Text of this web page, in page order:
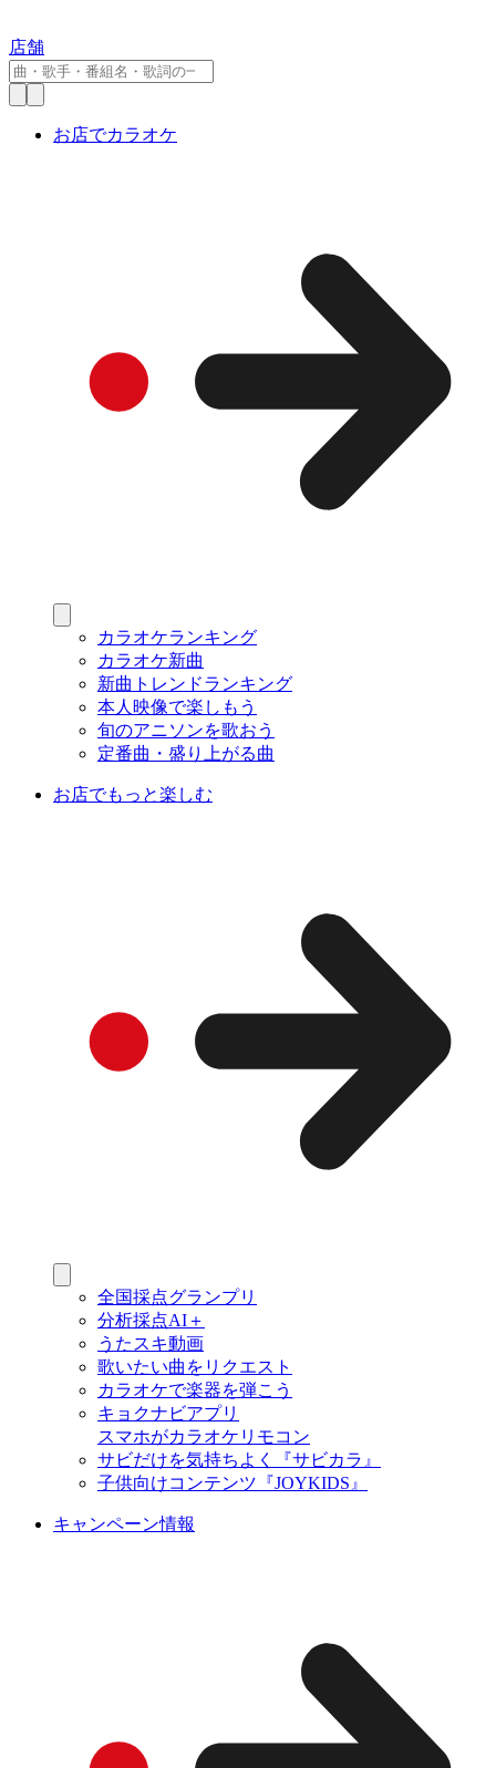
店舗
お店でカラオケ
カラオケランキング
カラオケ新曲
新曲トレンドランキング
本人映像で楽しもう
旬のアニソンを歌おう
定番曲・盛り上がる曲
お店でもっと楽しむ
全国採点グランプリ
分析採点AI＋
うたスキ動画
歌いたい曲をリクエスト
カラオケで楽器を弾こう
キョクナビアプリ
スマホがカラオケリモコン
サビだけを気持ちよく『サビカラ』
子供向けコンテンツ『JOYKIDS』
キャンペーン情報